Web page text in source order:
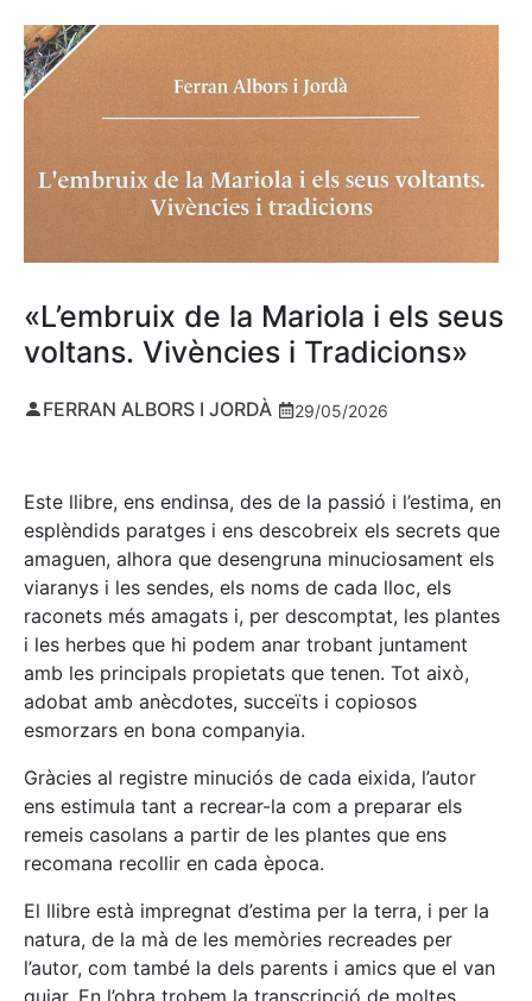
«L’embruix de la Mariola i els seus
voltans. Vivències i Tradicions»
FERRAN ALBORS I JORDÀ 29/05/2026
Este llibre, ens endinsa, des de la passió i l’estima, en
esplèndids paratges i ens descobreix els secrets que
amaguen, alhora que desengruna minuciosament els
viaranys i les sendes, els noms de cada lloc, els
raconets més amagats i, per descomptat, les plantes
i les herbes que hi podem anar trobant juntament
amb les principals propietats que tenen. Tot això,
adobat amb anècdotes, succeïts i copiosos
esmorzars en bona companyia.
Gràcies al registre minuciós de cada eixida, l’autor
ens estimula tant a recrear-la com a preparar els
remeis casolans a partir de les plantes que ens
recomana recollir en cada època.
El llibre està impregnat d’estima per la terra, i per la
natura, de la mà de les memòries recreades per
l’autor, com també la dels parents i amics que el van
guiar. En l’obra trobem la transcripció de moltes